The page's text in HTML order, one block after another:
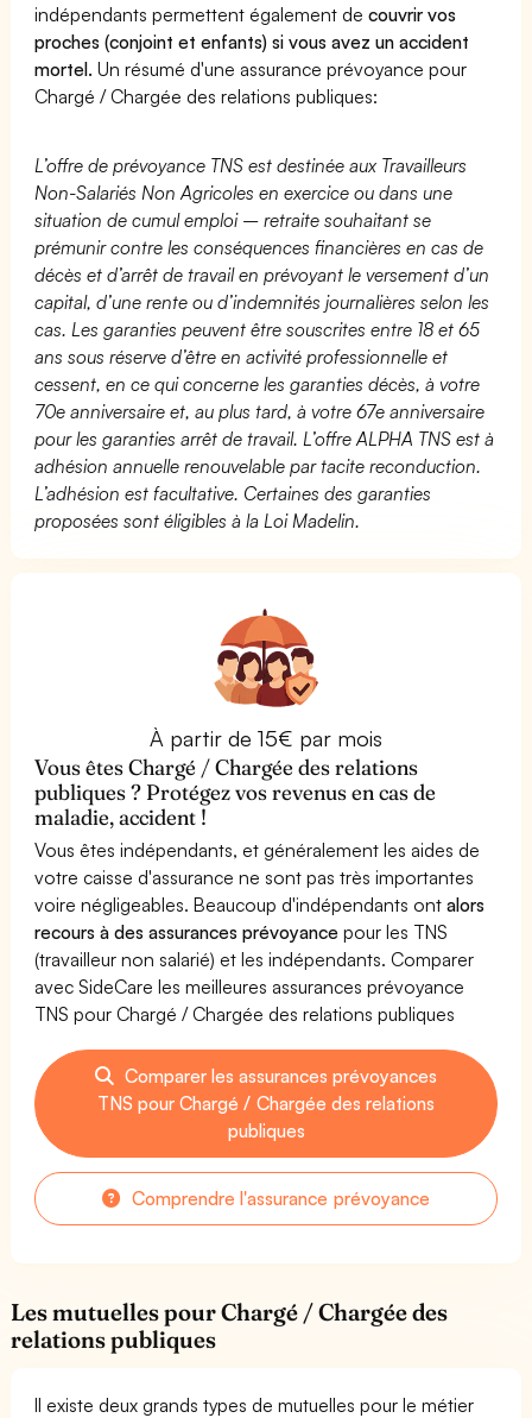
indépendants permettent également decouvrir vos
proches (conjoint et enfants) si vous avez un accident
mortel. Un résumé d'une assurance prévoyance pour
Chargé / Chargée des relations publiques:
L’offre de prévoyance TNS est destinée aux Travailleurs
Non-Salariés Non Agricoles en exercice ou dans une
situation de cumul emploi – retraite souhaitant se
prémunir contre les conséquences financières en cas de
décès et d’arrêt de travail en prévoyant le versement d’un
capital, d’une rente ou d’indemnités journalières selon les
cas. Les garanties peuvent être souscrites entre 18 et 65
ans sous réserve d’être en activité professionnelle et
cessent, en ce qui concerne les garanties décès, à votre
70e anniversaire et, au plus tard, à votre 67e anniversaire
pour les garanties arrêt de travail. L’offre ALPHA TNS est à
adhésion annuelle renouvelable par tacite reconduction.
L’adhésion est facultative. Certaines des garanties
proposées sont éligibles à la Loi Madelin.
À partir de 15€ par mois
Vous êtes Chargé / Chargée des relations
publiques ? Protégez vos revenus en cas de
maladie, accident !
Vous êtes indépendants, et généralement les aides de
votre caisse d'assurance ne sont pas très importantes
voire négligeables. Beaucoup d'indépendants ontalors
recours à des assurances prévoyance pour les TNS
(travailleur non salarié) et les indépendants. Comparer
avec SideCare les meilleures assurances prévoyance
TNS pour Chargé / Chargée des relations publiques
Comparer les assurances prévoyances
TNS pour Chargé / Chargée des relations
publiques
Comprendre l'assurance prévoyance
Les mutuelles pour Chargé / Chargée des
relations publiques
Il existe deux grands types de mutuelles pour le métier